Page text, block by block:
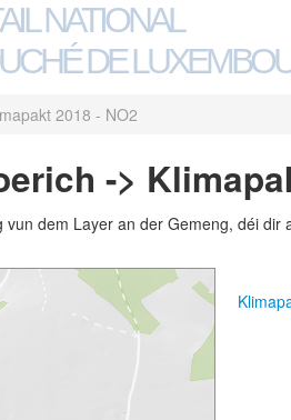
NATIONAL
DE
2018 - NO2
->
vun dem Layer an der Gemeng, déi